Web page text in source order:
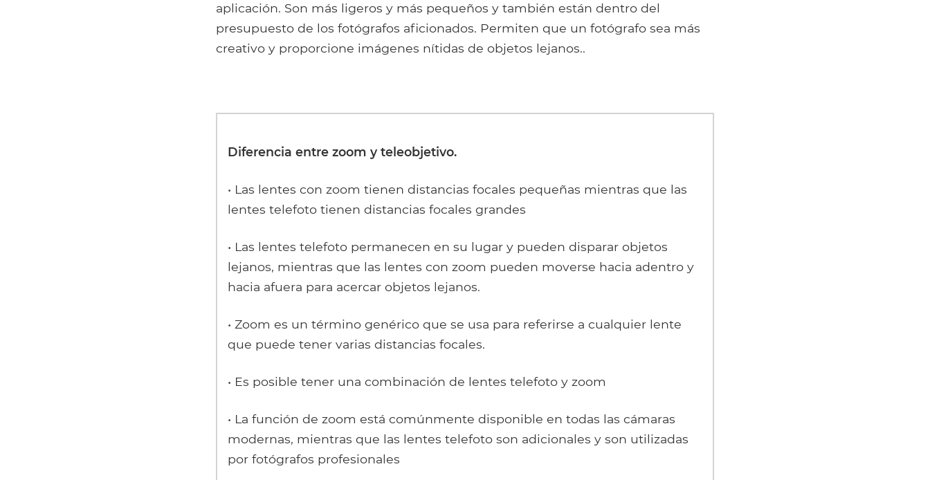
aplicación. Son más ligeros y más pequeños y también están dentro del
presupuesto de los fotógrafos aficionados. Permiten que un fotógrafo sea más
creativo y proporcione imágenes nítidas de objetos lejanos..
Diferencia entre zoom y teleobjetivo.
• Las lentes con zoom tienen distancias focales pequeñas mientras que las
lentes telefoto tienen distancias focales grandes
• Las lentes telefoto permanecen en su lugar y pueden disparar objetos
lejanos, mientras que las lentes con zoom pueden moverse hacia adentro y
hacia afuera para acercar objetos lejanos.
• Zoom es un término genérico que se usa para referirse a cualquier lente
que puede tener varias distancias focales.
• Es posible tener una combinación de lentes telefoto y zoom
• La función de zoom está comúnmente disponible en todas las cámaras
modernas, mientras que las lentes telefoto son adicionales y son utilizadas
por fotógrafos profesionales